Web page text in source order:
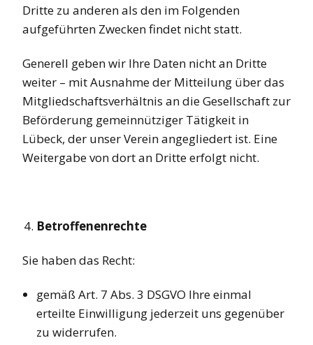
Dritte zu anderen als den im Folgenden
aufgeführten Zwecken findet nicht statt.
Generell geben wir Ihre Daten nicht an Dritte
weiter – mit Ausnahme der Mitteilung über das
Mitgliedschaftsverhältnis an die Gesellschaft zur
Beförderung gemeinnütziger Tätigkeit in
Lübeck, der unser Verein angegliedert ist. Eine
Weitergabe von dort an Dritte erfolgt nicht.
Betroffenenrechte
Sie haben das Recht:
gemäß Art. 7 Abs. 3 DSGVO Ihre einmal
erteilte Einwilligung jederzeit uns gegenüber
zu widerrufen.